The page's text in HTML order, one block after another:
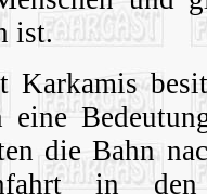
ist.
Karkamis
eine
die Bahn
in den